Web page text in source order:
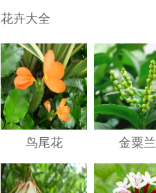
花卉大全
鸟尾花 金粟兰